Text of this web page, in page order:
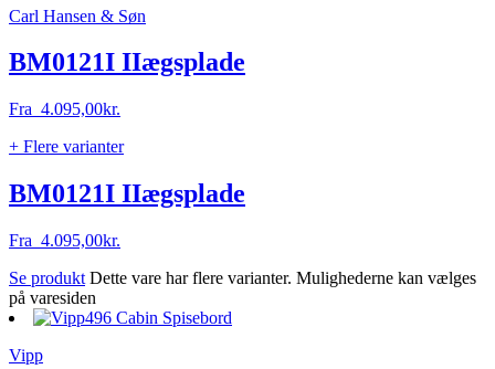
Carl Hansen & Søn
BM0121I IIægsplade
Fra 4.095,00kr.
+ Flere varianter
BM0121I IIægsplade
Fra 4.095,00kr.
Se produkt Dette vare har flere varianter. Mulighederne kan vælges
på varesiden
Vipp